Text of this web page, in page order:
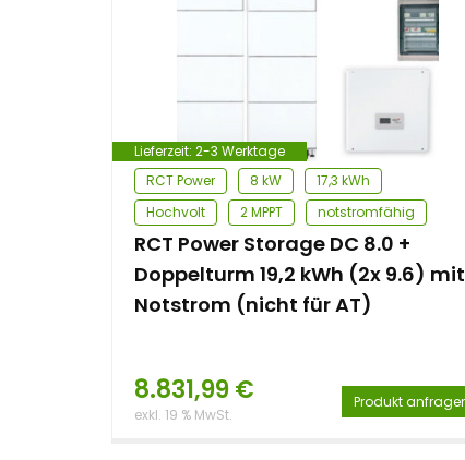
Lieferzeit: 2-3 Werktage
RCT Power
8 kW
17,3 kWh
Hochvolt
2 MPPT notstromfähig
RCT Power Storage DC 8.0 +
Doppelturm 19,2 kWh (2x 9.6) mit
Notstrom (nicht für AT)
8.831,99€
exkl. 19 % MwSt.
Produkt